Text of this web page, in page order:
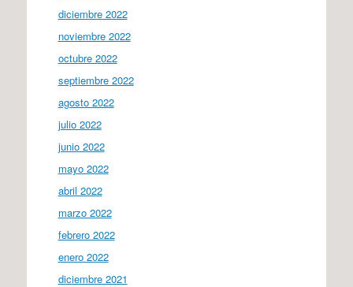
diciembre 2022
noviembre 2022
octubre 2022
septiembre 2022
agosto 2022
julio 2022
junio 2022
mayo 2022
abril 2022
marzo 2022
febrero 2022
enero 2022
diciembre 2021